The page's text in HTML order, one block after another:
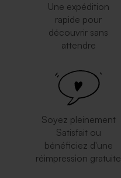
Enveloppe mariage rouille
grand format
Une expédition
rapide pour
découvrir sans
attendre
Soyez pleinement
Satisfait ou
bénéficiez d'une
réimpression gratuite